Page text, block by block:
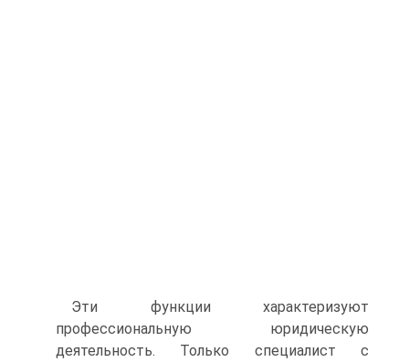
Эти функции характеризуют
профессиональную юридическую
деятельность. Только специалист с